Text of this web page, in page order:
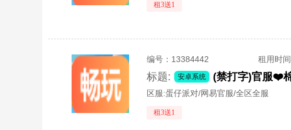
租3送1
编号： 13384442 租用时间
标题: 安卓系统
区服:蛋仔派对/网易官服/全区全服
租3送1